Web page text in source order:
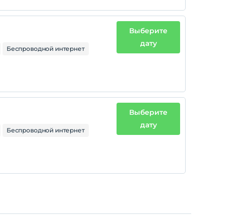
Беспроводной интернет
Выберите
дату
Беспроводной интернет
Выберите
дату